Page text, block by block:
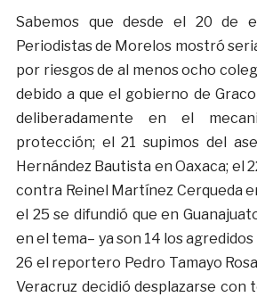
Sabemos que desde el 20 de
Periodistas de Morelos mostró
por riesgos de al menos ocho
debido a que el gobierno de
deliberadamente en el
protección; el 21 supimos del
Hernández Bautista en Oaxaca; el
contra Reinel Martínez Cerqueda
el 25 se difundió que en
en el tema– ya son 14 los
26 el reportero Pedro Tamayo
Veracruz decidió desplazarse con